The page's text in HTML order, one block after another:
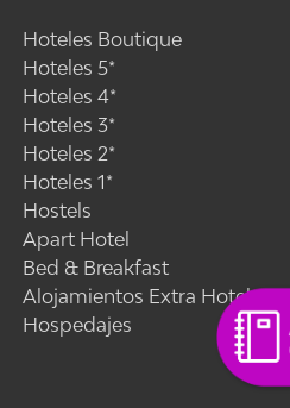
Hoteles Boutique
Hoteles 5*
Hoteles 4*
Hoteles 3*
Hoteles 2*
Hoteles 1*
Hostels
Apart Hotel
Bed & Breakfast
Alojamientos Extra Hoteleros
Hospedajes